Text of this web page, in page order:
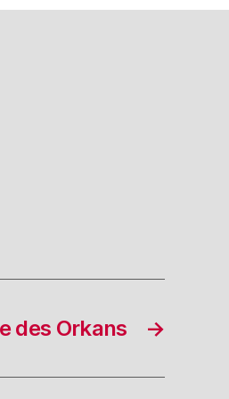
→
des Orkans